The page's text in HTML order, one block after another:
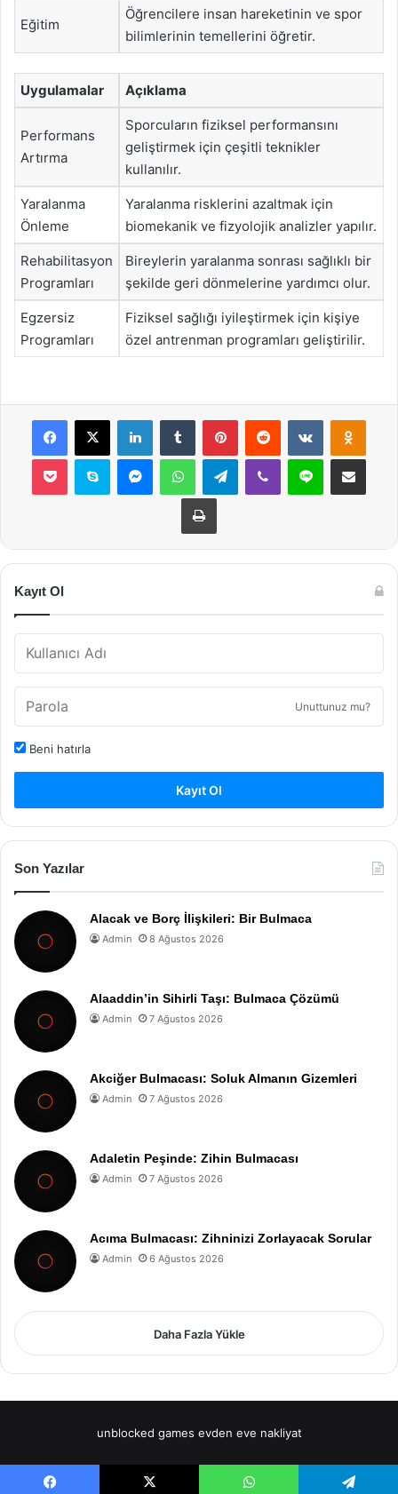
Eğitim
Öğrencilere insan hareketinin ve spor
bilimlerinin temellerini öğretir.
Uygulamalar Açıklama
Performans
Artırma
Sporcuların fiziksel performansını
geliştirmek için çeşitli teknikler
kullanılır.
Yaralanma
Önleme
Yaralanma risklerini azaltmak için
biomekanik ve fizyolojik analizler yapılır.
Rehabilitasyon
Programları
Bireylerin yaralanma sonrası sağlıklı bir
şekilde geri dönmelerine yardımcı olur.
Egzersiz
Programları
Fiziksel sağlığı iyileştirmek için kişiye
özel antrenman programları geliştirilir.
Facebook
X LinkedInTumblr PinterestReddit VKontakte
Pocket Skype MessengerWhatsAppTelegramViber Line E-Posta ile
Yazdır
Kayıt Ol
Unuttunuz mu?
Beni hatırla
Kayıt Ol
Son Yazılar
Alacak ve Borç İlişkileri: Bir Bulmaca
Admin 8 Ağustos 2026
Alaaddin’in Sihirli Taşı: Bulmaca Çözümü
Admin 7 Ağustos 2026
Akciğer Bulmacası: Soluk Almanın Gizemleri
Admin 7 Ağustos 2026
Adaletin Peşinde: Zihin Bulmacası
Admin 7 Ağustos 2026
Acıma Bulmacası: Zihninizi Zorlayacak Sorular
Admin 6 Ağustos 2026
Daha Fazla Yükle
unblocked games evden eve nakliyat